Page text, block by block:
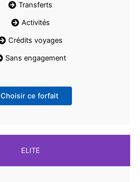
Transferts
Activités
Crédits voyages
Sans engagement
Choisir ce forfait
ELITE